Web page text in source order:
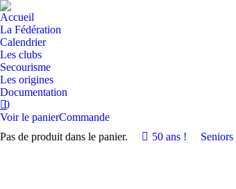
Accueil
La Fédération
Calendrier
Les clubs
Secourisme
Les origines
Documentation
0
Voir le panierCommande
Pas de produit dans le panier.
50 ans ! Seniors